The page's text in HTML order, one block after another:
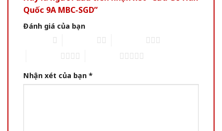
Quốc 9A MBC-SGD”
Đánh giá của bạn
Nhận xét của bạn *